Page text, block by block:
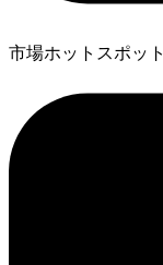
市場ホットスポット